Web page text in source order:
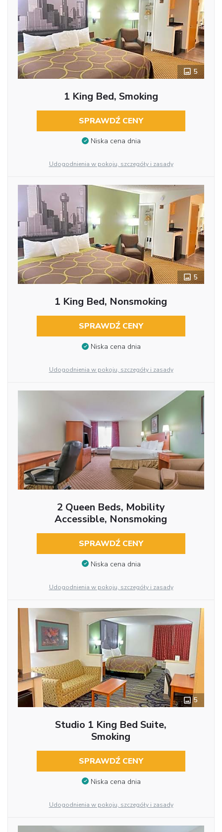
5
1 King Bed, Smoking
SPRAWDŹ CENY
Niska cena dnia
Udogodnienia w pokoju, szczegóły i zasady
5
1 King Bed, Nonsmoking
SPRAWDŹ CENY
Niska cena dnia
Udogodnienia w pokoju, szczegóły i zasady
2 Queen Beds, Mobility
Accessible, Nonsmoking
SPRAWDŹ CENY
Niska cena dnia
Udogodnienia w pokoju, szczegóły i zasady
5
Studio 1 King Bed Suite,
Smoking
SPRAWDŹ CENY
Niska cena dnia
Udogodnienia w pokoju, szczegóły i zasady